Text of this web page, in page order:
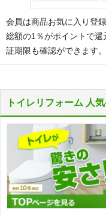
会員は商品お気に入り登
総額の1％がポイントで
証期限も確認ができます。
トイレリフォーム 人